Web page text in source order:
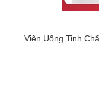
Viên Uống Tinh